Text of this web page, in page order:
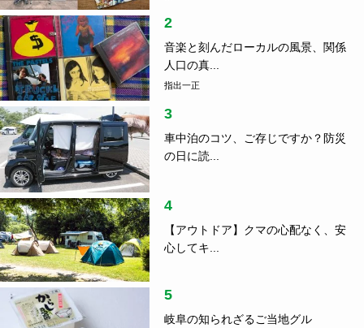
2
音楽と刻んだローカルの風景、関係
人口の真...
指出一正
3
車中泊のコツ、ご存じですか？防災
の日に読...
4
【アウトドア】クマの心配なく、安
心してキ...
5
岐阜の知られざるご当地グル